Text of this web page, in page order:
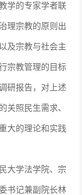
学的专家学者联
理宗教的原则出
及宗教与社会主
宗教管理的目标
研报告，对上述
关照民生需求、
大的理论和实践
大学法学院、宗
书记兼副院长林